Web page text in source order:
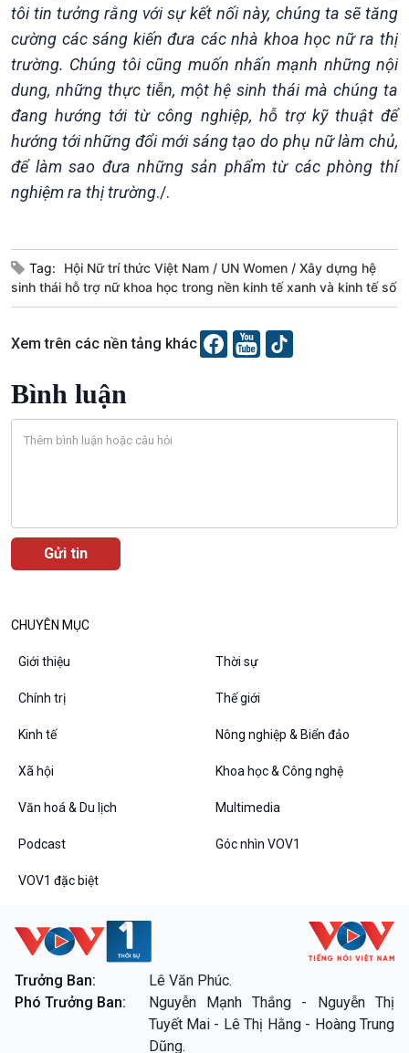
Podcast
Góc nhìn VOV1
Bình luận
10 phút Sự kiện - Luận bàn
Câu chuyện thời sự
Dòng chảy sự kiện
Đối thoại
VOV1 đặc biệt
Chân dung cuộc sống
Các chương trình đặc biệt
tôi tin tưởng rằng với sự kết nối này, chúng ta sẽ tăng
cường các sáng kiến đưa các nhà khoa học nữ ra thị
trường. Chúng tôi cũng muốn nhấn mạnh những nội
dung, những thực tiễn, một hệ sinh thái mà chúng ta
đang hướng tới từ công nghiệp, hỗ trợ kỹ thuật để
hướng tới những đổi mới sáng tạo do phụ nữ làm chủ,
để làm sao đưa những sản phẩm từ các phòng thí
nghiệm ra thị trường./.
Tag: Hội Nữ trí thức Việt Nam UN Women
Xây dựng hệ
sinh thái hỗ trợ nữ khoa học trong nền kinh tế xanh và kinh tế số
Xem trên các nền tảng khác
Bình luận
CHUYÊN MỤC
Giới thiệu Thời sự
Chính trị Thế giới
Kinh tế Nông nghiệp & Biển đảo
Xã hội Khoa học & Công nghệ
Văn hoá & Du lịch Multimedia
Podcast Góc nhìn VOV1
VOV1 đặc biệt
Trưởng Ban:
Lê Văn Phúc.
Phó Trưởng Ban:
Nguyễn Mạnh Thắng - Nguyễn Thị
Tuyết Mai - Lê Thị Hằng - Hoàng Trung
Dũng.